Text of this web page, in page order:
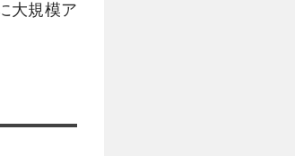
大規模ア